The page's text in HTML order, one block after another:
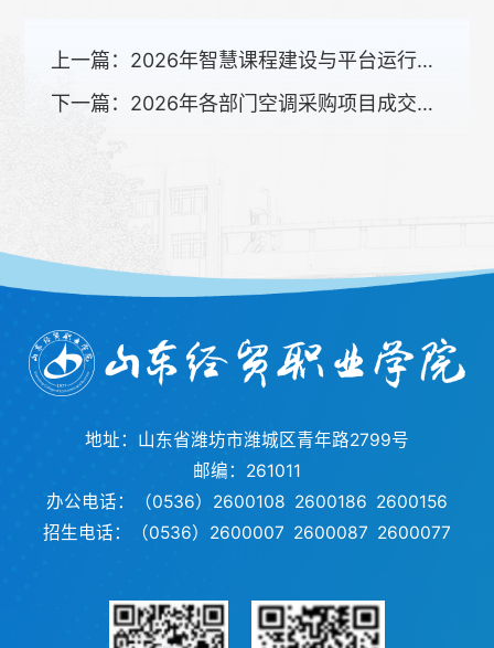
上一篇： 2026年智慧课程建设与平台运行服务采购项目公开招标招标公告
下一篇： 2026年各部门空调采购项目成交公告
地址：山东省潍坊市潍城区青年路2799号
邮编：261011
办公电话：（0536）2600108 2600186 2600156
招生电话：（0536）2600007 2600087 2600077